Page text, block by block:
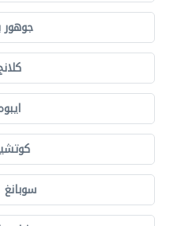
جوهور
سوبانغ